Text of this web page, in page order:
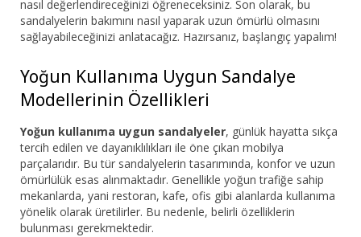
nasıl değerlendireceğinizi öğreneceksiniz. Son olarak, bu
sandalyelerin bakımını nasıl yaparak uzun ömürlü olmasını
sağlayabileceğinizi anlatacağız. Hazırsanız, başlangıç yapalım!
Yoğun Kullanıma Uygun Sandalye
Modellerinin Özellikleri
Yoğun kullanıma uygun sandalyeler, günlük hayatta sıkça
tercih edilen ve dayanıklılıkları ile öne çıkan mobilya
parçalarıdır. Bu tür sandalyelerin tasarımında, konfor ve uzun
ömürlülük esas alınmaktadır. Genellikle yoğun trafiğe sahip
mekanlarda, yani restoran, kafe, ofis gibi alanlarda kullanıma
yönelik olarak üretilirler. Bu nedenle, belirli özelliklerin
bulunması gerekmektedir.